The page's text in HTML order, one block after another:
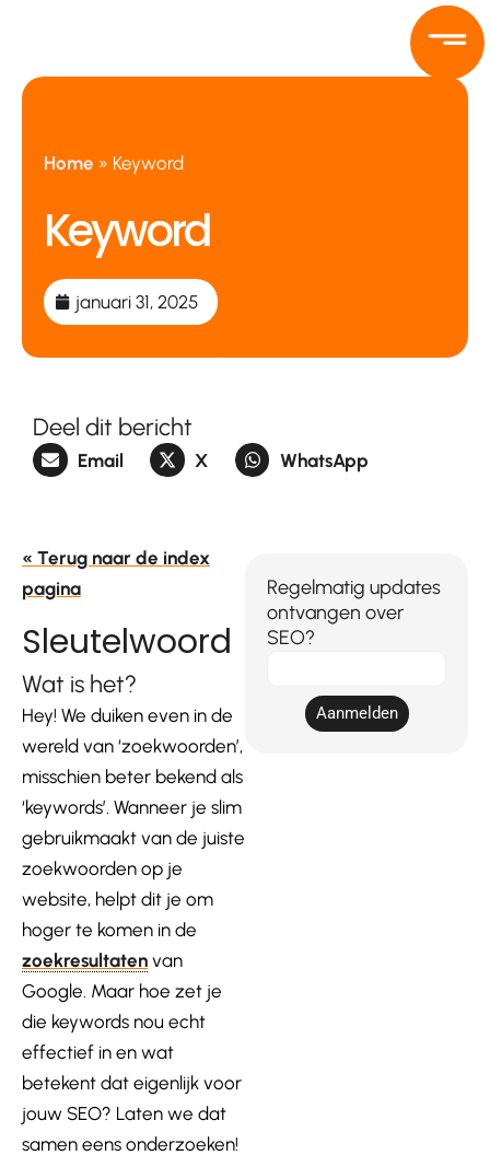
inhoud
Home » Keyword
Keyword
januari 31, 2025
Deel dit bericht
Email X WhatsApp
« Terug naar de index
pagina
Sleutelwoord
Wat is het?
Hey! We duiken even in de
wereld van ‘zoekwoorden’,
misschien beter bekend als
‘keywords’. Wanneer je slim
gebruikmaakt van de juiste
zoekwoorden op je
website, helpt dit je om
hoger te komen in de
zoekresultaten van
Google. Maar hoe zet je
die keywords nou echt
effectief in en wat
betekent dat eigenlijk voor
jouw SEO? Laten we dat
samen eens onderzoeken!
Regelmatig updates
ontvangen over
SEO?
Aanmelden